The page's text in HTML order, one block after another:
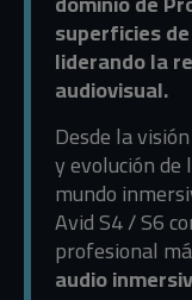
superficies
liderando la
audiovisual.
Desde la
y evolución
mundo
Avid S4 / S6
profesional
audio